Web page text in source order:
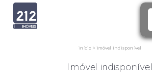
início > imóvel indisponível
Imóvel indisponível